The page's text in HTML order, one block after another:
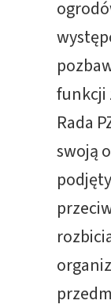
funkcji
Rada
swoją